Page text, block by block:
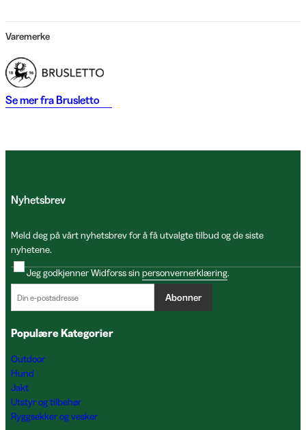
Varemerke
Se mer fra Brusletto
Nyhetsbrev
Meld deg på vårt nyhetsbrev for å få utvalgte tilbud og de siste
nyhetene.
Jeg godkjenner Widforss sin personvernerklæring.
Abonner
Populære Kategorier
Outdoor
Hund
Jakt
Utstyr og tilbehør
Ryggsekker og vesker